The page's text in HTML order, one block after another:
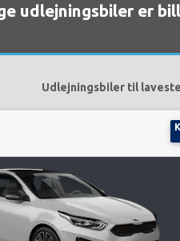
udlejningsbiler er
Udlejningsbiler til